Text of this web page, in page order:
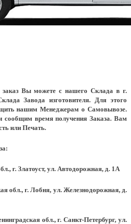
заказ Вы можете с нашего Склада в г.
Завода изготовителя. Для этого
нашим Менеджерам о Самовывозе.
время получения Заказа. Вам
или Печать.
г. Златоуст, ул. Автодорожная, д. 1А
г. Лобня, ул. Железнодорожная, д.
обл., г. Санкт-Петербург, ул.